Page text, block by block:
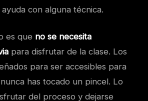
con alguna técnica.
es que no se necesita
para disfrutar de la clase. Los
para ser accesibles para
has tocado un pincel. Lo
del proceso y dejarse